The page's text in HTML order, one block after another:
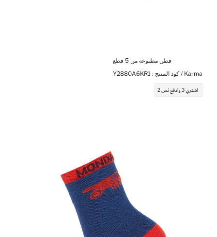
قطن مطبوعة من 5 قطع
Karma / كود المنتج :
Y2880A6KR1